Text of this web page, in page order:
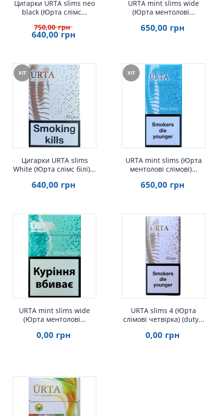
Цигарки URTA slims neo
black (Юрта слімс...
750,00 грн
640,00 грн
URTA mint slims wide
(Юрта ментолові...
650,00 грн
ХІТ
Швидкий перегляд
URTA mint slims (Юрта
ментолові слімові)...
650,00 грн
ХІТ
Швидкий перегляд
Цигарки URTA slims
White (Юрта слімс білі)...
640,00 грн
Швидкий перегляд
URTA mint slims wide
(Юрта ментолові...
0,00 грн
Швидкий перегляд
URTA slims 4 (Юрта
слімові четвірка) (duty...
0,00 грн